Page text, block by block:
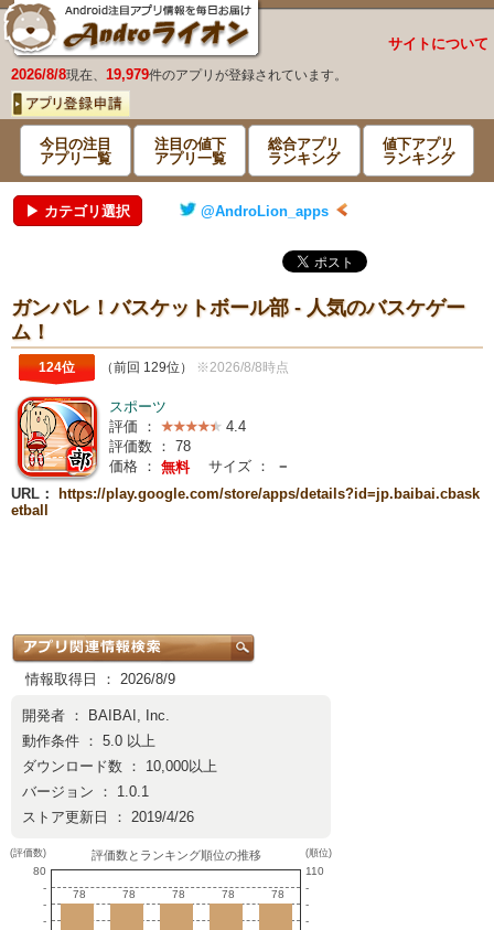
サイトについて
2026/8/8現在、 19,979件のアプリが登録されています。
今日の注目
アプリ一覧
注目の値下
アプリ一覧
総合アプリ
ランキング
値下アプリ
ランキング
▶ カテゴリ選択 @AndroLion_apps
ガンバレ！バスケットボール部 - 人気のバスケゲー
ム！
124位 （前回 129位） ※2026/8/8時点
スポーツ
評価 ：
4.4
評価数 ： 78
価格 ： 無料 サイズ ：
－
URL：
https://play.google.com/store/apps/details?id=jp.baibai.cbask
etball
情報取得日 ： 2026/8/9
開発者 ：
BAIBAI, Inc.
動作条件 ： 5.0 以上
ダウンロード数 ： 10,000以上
バージョン ： 1.0.1
ストア更新日 ： 2019/4/26
(評価数)
80
-
-
-
評価数とランキング順位の推移
78
78 78
78 78
78 78
78 78
78
(順位)
110
-
-
-